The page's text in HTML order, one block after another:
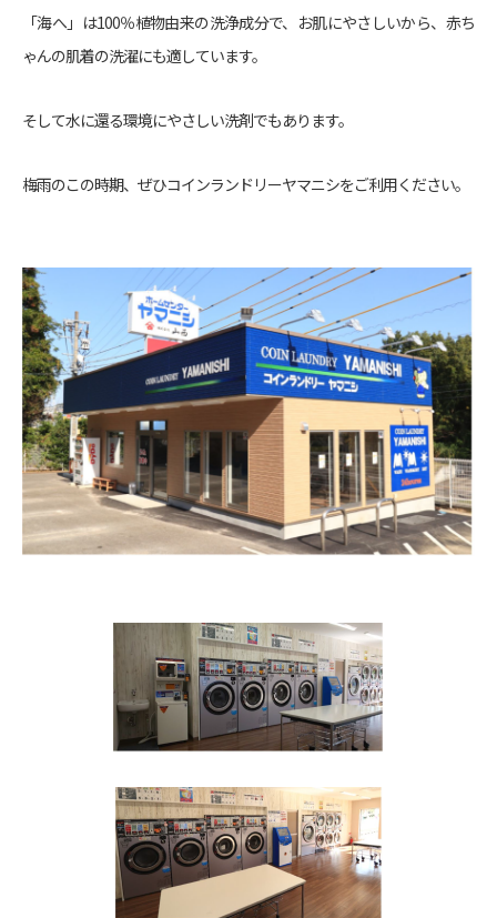
「海へ」は100％植物由来の洗浄成分で、お肌にやさしいから、赤ち
ゃんの肌着の洗濯にも適しています。
そして水に還る環境にやさしい洗剤でもあります。
梅雨のこの時期、ぜひコインランドリーヤマニシをご利用ください。